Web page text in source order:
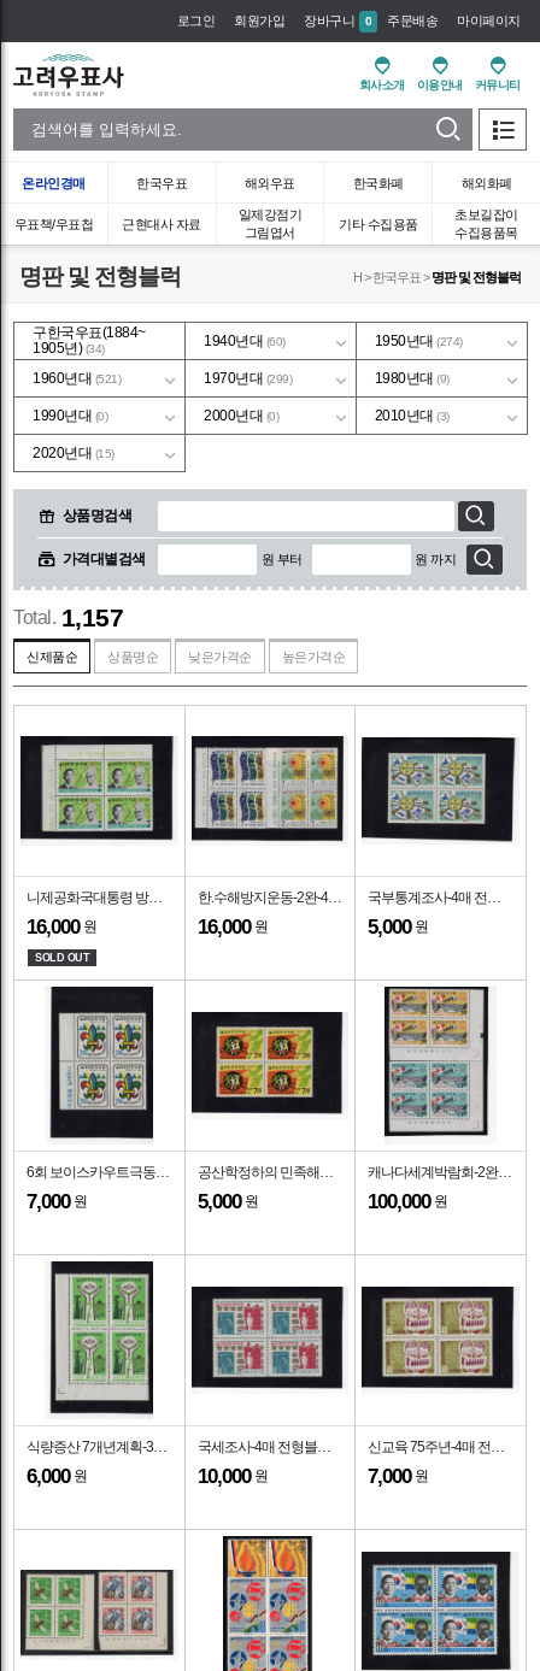
로그인 회원가입 장바구니 0 주문배송 마이페이지
회사소개 이용안내 커뮤니티
온라인경매 한국우표 해외우표 한국화폐 해외화폐
우표책/우표첩 근현대사 자료
일제강점기
그림엽서
기타 수집용품
초보길잡이
수집용품목
명판 및 전형블럭 H > 한국우표 >명판 및 전형블럭
구한국우표(1884~
1905년)(34) 1940년대 (60) 1950년대(274)
1960년대 (521) 1970년대 (299) 1980년대(9)
1990년대 (0) 2000년대 (0) 2010년대(3)
2020년대 (15)
상품명검색
가격대별검색 원 부터 원 까지
Total. 1,157
신제품순 상품명순 낮은가격순 높은가격순
니제공화국대통령 방한-1코너 4매 전형블럭-1969.10.27일
16,000 원
SOLD OUT
한.수해방지운동-2완-4매 전형블럭-1969.6.10일
16,000 원
국부통계조사-4매 전형블럭-1968.11.1일
5,000 원
6회 보이스카우트극동지역회의-4매 전형블럭-1968.9.30일
7,000 원
공산학정하의 민족해방-4매 전형블럭-1968.7.1일
5,000 원
캐나다세계박람회-2완-4매 명판전형-1967.4.28일
100,000 원
식량증산 7개년계획-3코너 4매 전형블럭-1965.5.1일
6,000 원
국세조사-4매 전형블럭-1960.11.15일
10,000 원
신교육 75주년-4매 전형블럭-1960.8.3일
7,000 원